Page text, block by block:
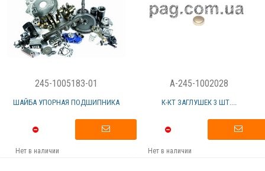
245-1005183-01
ШАЙБА УПОРНАЯ ПОДШИПНИКА
Нет в наличии
A-245-1002028
К-КТ ЗАГЛУШЕК 3 ШТ....
Нет в наличии